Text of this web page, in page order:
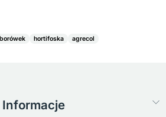
hortifoska agrecol
Informacje